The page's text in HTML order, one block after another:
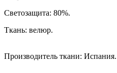
Светозащита: 80%.
Ткань: велюр.
Производитель ткани: Испания.